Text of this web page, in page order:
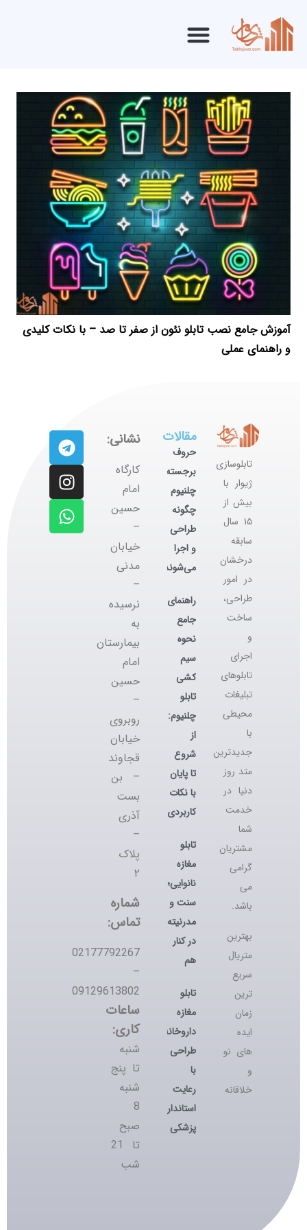
آموزش جامع نصب تابلو نئون از صفر تا صد – با نکات کلیدی
و راهنمای عملی
تابلوسازی
ژیوار با
بیش از
۱۵ سال
سابقه
درخشان
در امور
طراحی،
ساخت
و
اجرای
تابلوهای
تبلیغات
محیطی
با
جدیدترین
متد روز
دنیا در
خدمت
شما
مشتریان
گرامی
می
باشد.
بهترین
متریال
سریع
ترین
زمان
ایده
های نو
و
خلاقانه
مقالات
حروف
برجسته
چلنیوم
چگونه
طراحی
و اجرا
می‌شوند؟
راهنمای
جامع
نحوه
سیم
کشی
تابلو
چلنیوم:
از
شروع
تا پایان
با نکات
کاربردی
تابلو
مغازه
نانوایی؛
سنت و
مدرنیته
در کنار
هم
تابلو
مغازه
داروخانه؛
طراحی
با
رعایت
استانداردهای
پزشکی
نشانی:
کارگاه
‌امام
حسین
–
خیابان
مدنی
–
نرسیده
به
بیمارستان
امام
حسین
–
روبروی
خیابان
قجاوند
– بن
بست
آذری
–
پلاک
۲
شماره
تماس:
02177792267
–
09129613802
ساعات
کاری:
شنبه
تا پنج
شنبه
8
صبح
تا 21
شب